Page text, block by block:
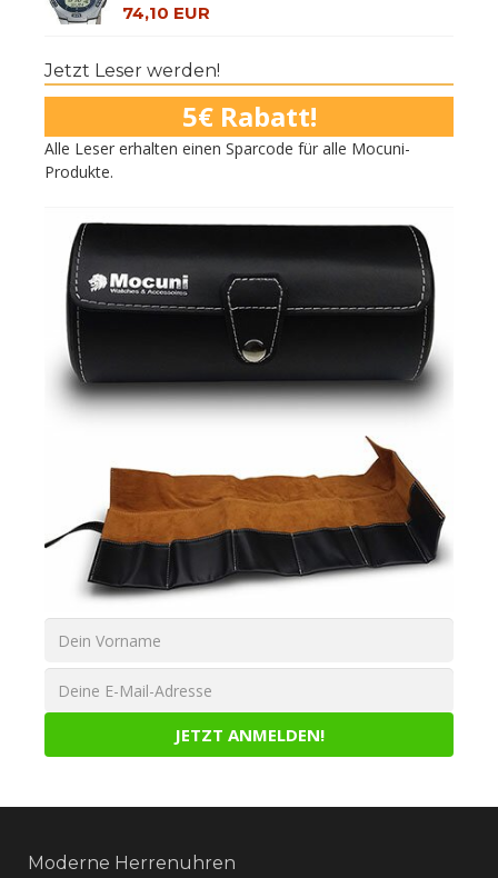
74,10 EUR
Jetzt Leser werden!
5€ Rabatt!
Alle Leser erhalten einen Sparcode für alle Mocuni-
Produkte.
Moderne Herrenuhren